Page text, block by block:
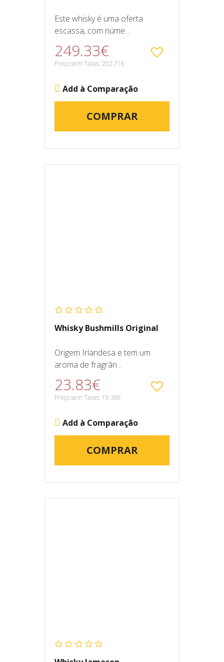
Este whisky é uma oferta
escassa, com núme...
249.33€
Preço sem Taxas: 202.71€
Add à Comparação
COMPRAR
Whisky Bushmills Original
Origem Irlandesa e tem um
aroma de fragrân...
23.83€
Preço sem Taxas: 19.38€
Add à Comparação
COMPRAR